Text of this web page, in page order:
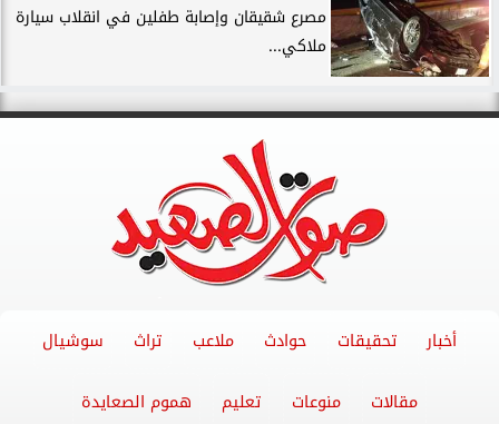
مصرع شقيقان وإصابة طفلين في انقلاب سيارة
ملاكي...
أخبار تحقيقات حوادث ملاعب تراث سوشيال
مقالات منوعات تعليم هموم الصعايدة